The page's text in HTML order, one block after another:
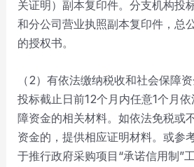
关证明）副本复印件。分支机构投
和分公司营业执照副本复印件，总
的授权书。
（2）有依法缴纳税收和社会保障
投标截止日前12个月内任意1个月
障资金的相关材料。如依法免税或
资金的，提供相应证明材料。或参
于推行政府采购项目“承诺信用制”